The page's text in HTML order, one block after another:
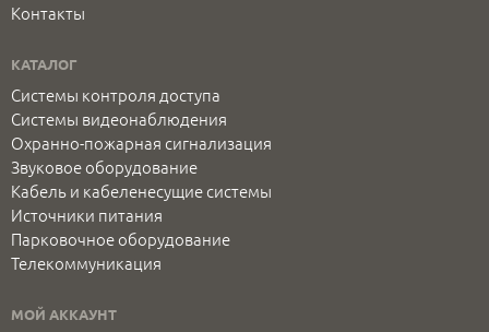
Контакты
КАТАЛОГ
Системы контроля доступа
Системы видеонаблюдения
Охранно-пожарная сигнализация
Звуковое оборудование
Кабель и кабеленесущие системы
Источники питания
Парковочное оборудование
Телекоммуникация
МОЙ АККАУНТ